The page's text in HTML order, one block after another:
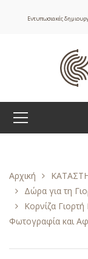
Εντυπωσιακές
Αρχική
Δώρα για τη
Κορνίζα
Φωτογραφία και